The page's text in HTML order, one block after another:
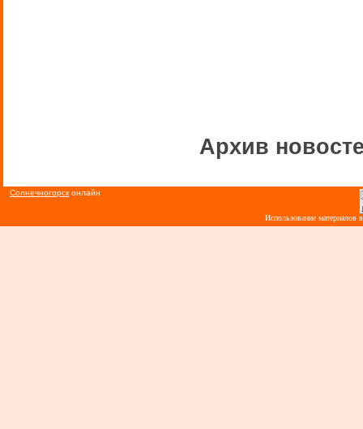
Архив
Солнечногорск онлайн
Использование материалов